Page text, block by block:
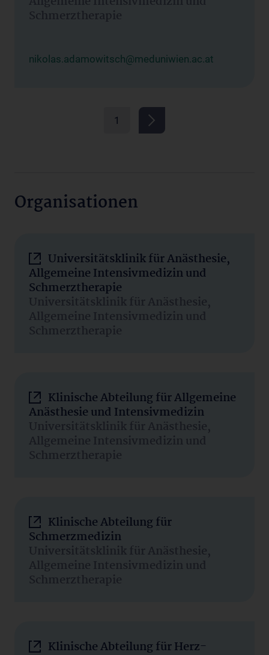
Schmerztherapie
nikolas.adamowitsch@meduniwien.ac.at
1
Organisationen
Universitätsklinik für Anästhesie,
Allgemeine Intensivmedizin und
Schmerztherapie
Universitätsklinik für Anästhesie,
Allgemeine Intensivmedizin und
Schmerztherapie
Klinische Abteilung für Allgemeine
Anästhesie und Intensivmedizin
Universitätsklinik für Anästhesie,
Allgemeine Intensivmedizin und
Schmerztherapie
Klinische Abteilung für
Schmerzmedizin
Universitätsklinik für Anästhesie,
Allgemeine Intensivmedizin und
Schmerztherapie
Klinische Abteilung für Herz-